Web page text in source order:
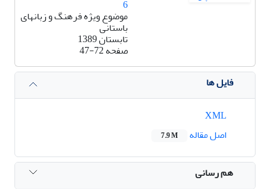
6
موضوع ویژه فرهنگ و زبانهای
باستانی
تابستان 1389
صفحه47-72
فایل ها
اصل مقاله
7.9 M
هم رسانی